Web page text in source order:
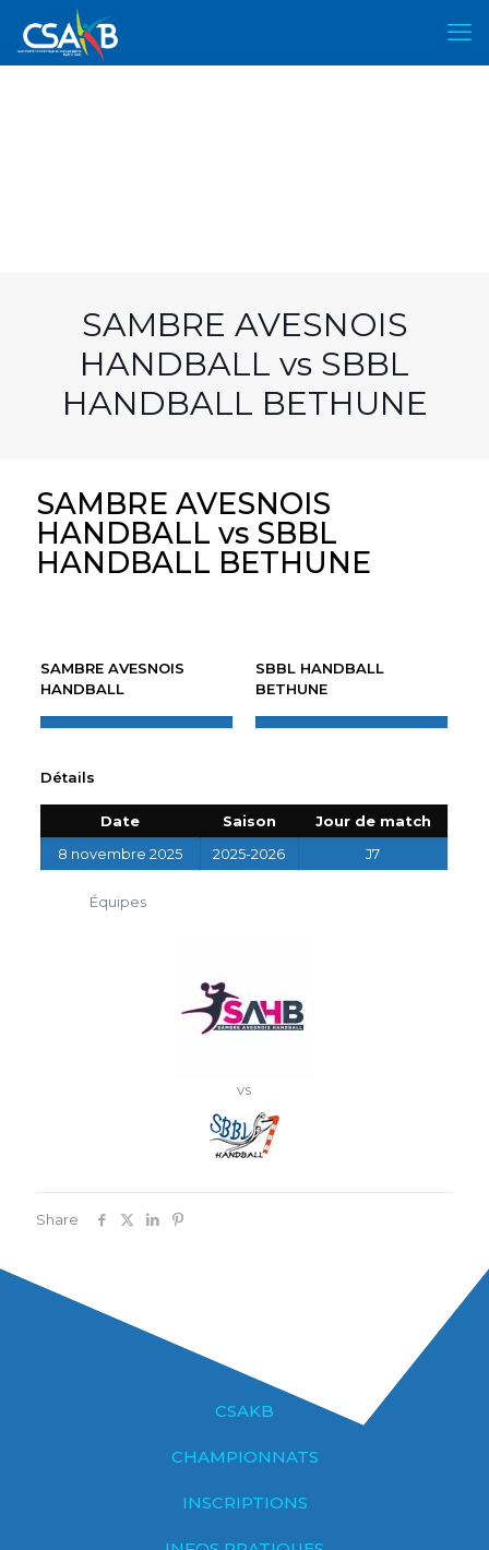
SAMBRE AVESNOIS
HANDBALL vs SBBL
HANDBALL BETHUNE
SAMBRE AVESNOIS
HANDBALL vs SBBL
HANDBALL BETHUNE
SAMBRE AVESNOIS
HANDBALL
SBBL HANDBALL
BETHUNE
Détails
Date Saison
Jour de match
8 novembre 2025
2025-2026 J7
Équipes
vs
Share
CSAKB
CHAMPIONNATS
INSCRIPTIONS